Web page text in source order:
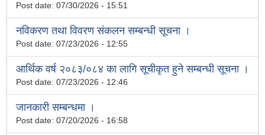
Post date: 07/30/2026 - 15:51
नविकरण तथा विवरण संकलन सम्बन्धी सूचना ।
Post date: 07/23/2026 - 12:55
आर्थिक वर्ष २०८३/०८४ का लागि सूचीकृत हुने सम्बन्धी सूचना ।
Post date: 07/23/2026 - 12:46
जानकारी सम्बन्धमा ।
Post date: 07/20/2026 - 16:58